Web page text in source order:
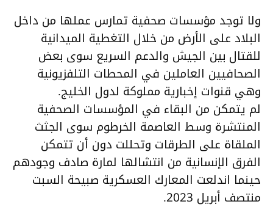
ولا توجد مؤسسات صحفية تمارس عملها من داخل
البلاد على الأرض من خلال التغطية الميدانية
للقتال بين الجيش والدعم السريع سوى بعض
الصحافيين العاملين في المحطات التلفزيونية
وهي قنوات إخبارية مملوكة لدول الخليج.
لم يتمكن من البقاء في المؤسسات الصحفية
المنتشرة وسط العاصمة الخرطوم سوى الجثث
الملقاة على الطرقات وتحللت دون أن تتمكن
الفرق الإنسانية من انتشالها لمارة صادف وجودهم
حينما اندلعت المعارك العسكرية صبيحة السبت
منتصف أبريل 2023.